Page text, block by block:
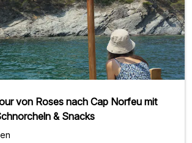
von Roses nach Cap Norfeu mit
& Snacks